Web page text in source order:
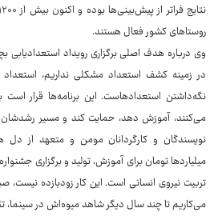
روستاهای کشور فعال هستند.
وی درباره هدف اصلی برگزاری رویداد
در زمینه کشف استعداد مشکلی نداریم،
نگه‌داشتن استعدادهاست. این برنامه‌ها قرار است
می‌کنند، آموزش دهد، حمایت کند و مسیر رشدشان را
نویسندگان و کارگردانان مومن و متعهد از دل
میلیاردها تومان برای آموزش، تولید و برگزاری
تربیت نیروی انسانی است. این کار زودبازده نیست،
می‌کاریم تا چند سال دیگر شاهد میوه‌اش در سینما،